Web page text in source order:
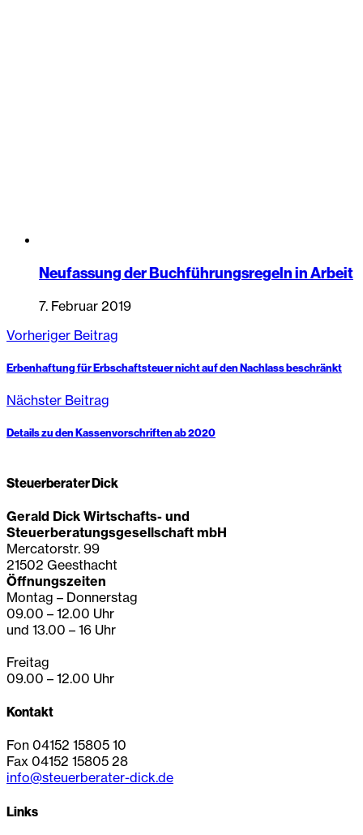
Neufassung der Buchführungsregeln in Arbeit
7. Februar 2019
Vorheriger Beitrag
Erbenhaftung für Erbschaftsteuer nicht auf den Nachlass beschränkt
Nächster Beitrag
Details zu den Kassenvorschriften ab 2020
Steuerberater Dick
Gerald Dick Wirtschafts- und
Steuerberatungsgesellschaft mbH
Mercatorstr. 99
21502 Geesthacht
Öffnungszeiten
Montag – Donnerstag
09.00 – 12.00 Uhr
und 13.00 – 16 Uhr
Freitag
09.00 – 12.00 Uhr
Kontakt
Fon 04152 15805 10
Fax 04152 15805 28
info@steuerberater-dick.de
Links